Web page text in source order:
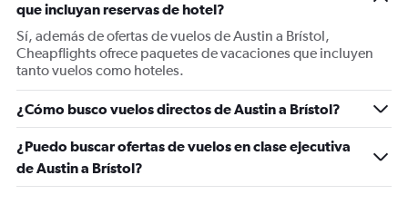
que incluyan reservas de hotel?
Sí, además de ofertas de vuelos de Austin a Brístol,
Cheapflights ofrece paquetes de vacaciones que incluyen
tanto vuelos como hoteles.
¿Cómo busco vuelos directos de Austin a Brístol?
¿Puedo buscar ofertas de vuelos en clase ejecutiva
de Austin a Brístol?